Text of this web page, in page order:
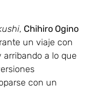
, Chihiro Ogino
un viaje con
arribando a lo que
con un